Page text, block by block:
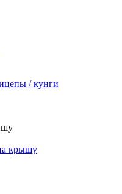
/ кунги
крышу